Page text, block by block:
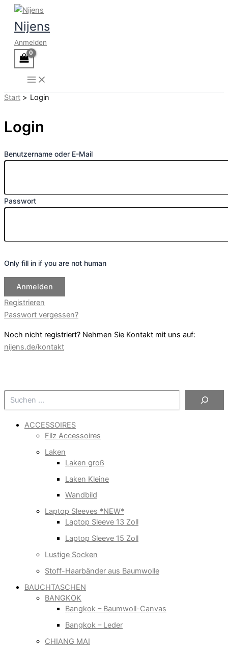
Zum
Inhalt
springen
Nijens
Anmelden
Suchen
ACCESSOIRES
Filz Accessoires
Laken
Laken groß
Laken Kleine
Wandbild
Laptop Sleeves *NEW*
Laptop Sleeve 13 Zoll
Laptop Sleeve 15 Zoll
Lustige Socken
Stoff-Haarbänder aus Baumwolle
BAUCHTASCHEN
BANGKOK
Bangkok – Baumwoll-Canvas
Bangkok – Leder
CHIANG MAI
Start Login
Login
Benutzername oder E-Mail
Passwort
Only fill in if you are not human
Registrieren
Passwort vergessen?
Noch nicht registriert? Nehmen Sie Kontakt mit uns auf:
nijens.de/kontakt